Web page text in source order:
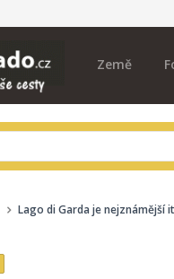
Země
Lago di Garda je nejznámější